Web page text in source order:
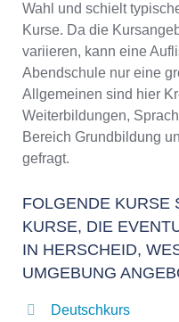
Wahl und schielt
Kurse. Da die
variieren, kann eine
Abendschule nur eine
Allgemeinen sind hier
Weiterbildungen,
Bereich Grundbildung
gefragt.
FOLGENDE KURSE
KURSE, DIE
IN HERSCHEID,
UMGEBUNG
Deutschkurs